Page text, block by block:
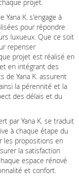
projet.
K. s'engage à
pour répondre
luxueux. Que ce soit
repenser
projet est réalisé en
en intégrant des
de Yana K. assurent
la pérennité et la
des délais et du
par Yana K. se traduit
à chaque étape du
les propositions en
la satisfaction
espace rénové
et confort.